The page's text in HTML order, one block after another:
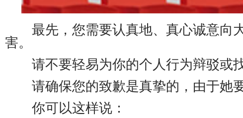
最先，您需要认真地、真心诚意向
害。
请不要轻易为你的个人行为辩驳或找
请确保您的致歉是真挚的，由于她要
你可以这样说：